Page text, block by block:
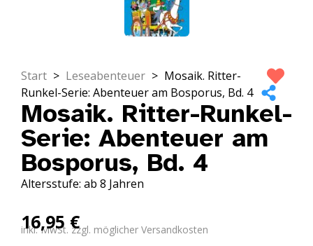
Start > Leseabenteuer > Mosaik. Ritter-
Runkel-Serie: Abenteuer am Bosporus, Bd. 4
Mosaik. Ritter-Runkel-
Serie: Abenteuer am
Bosporus, Bd. 4
Altersstufe: ab 8 Jahren
16,95 €
inkl. MwSt. zzgl. möglicher Versandkosten